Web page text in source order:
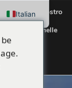
sul nostro
disattivarli nelle
Italian